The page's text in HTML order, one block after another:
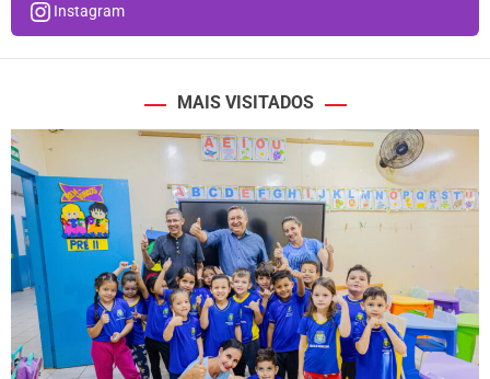
Instagram
MAIS VISITADOS